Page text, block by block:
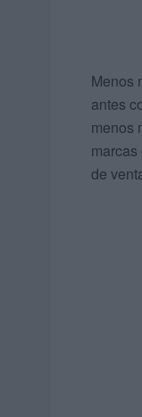
Menos
antes
menos
de